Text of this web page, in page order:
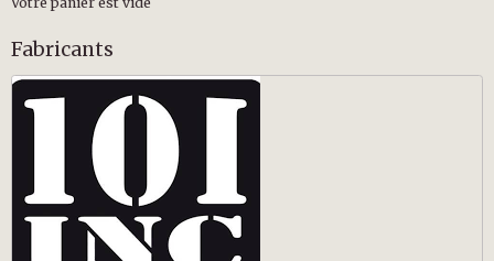
Fabricants